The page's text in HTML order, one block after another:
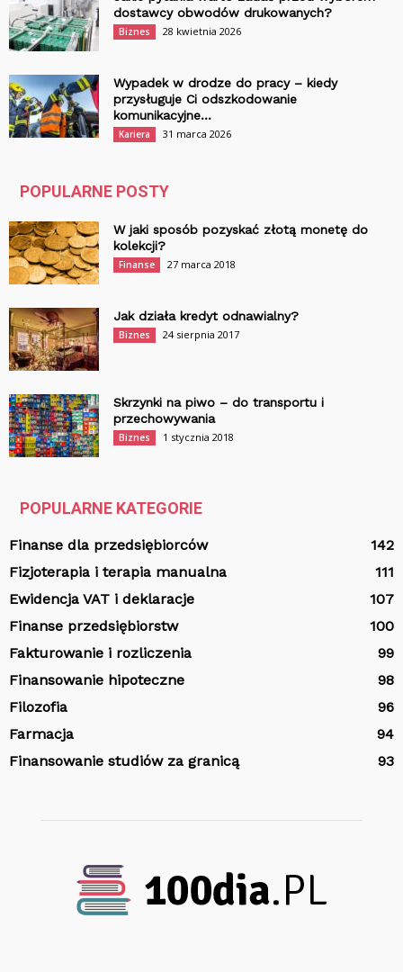
dostawcy obwodów drukowanych?
Biznes 28 kwietnia 2026
Wypadek w drodze do pracy – kiedy
przysługuje Ci odszkodowanie
komunikacyjne...
Kariera 31 marca 2026
POPULARNE POSTY
W jaki sposób pozyskać złotą monetę do
kolekcji?
Finanse 27 marca 2018
Jak działa kredyt odnawialny?
Biznes 24 sierpnia 2017
Skrzynki na piwo – do transportu i
przechowywania
Biznes 1 stycznia 2018
POPULARNE KATEGORIE
Finanse dla przedsiębiorców
142
Fizjoterapia i terapia manualna
111
Ewidencja VAT i deklaracje
107
Finanse przedsiębiorstw
100
Fakturowanie i rozliczenia
99
Finansowanie hipoteczne
98
Filozofia
96
Farmacja
94
Finansowanie studiów za granicą
93